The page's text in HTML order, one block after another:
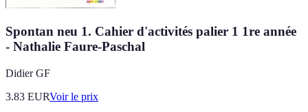
Spontan neu 1. Cahier d'activités palier 1 1re année
- Nathalie Faure-Paschal
Didier GF
3.83 EURVoir le prix